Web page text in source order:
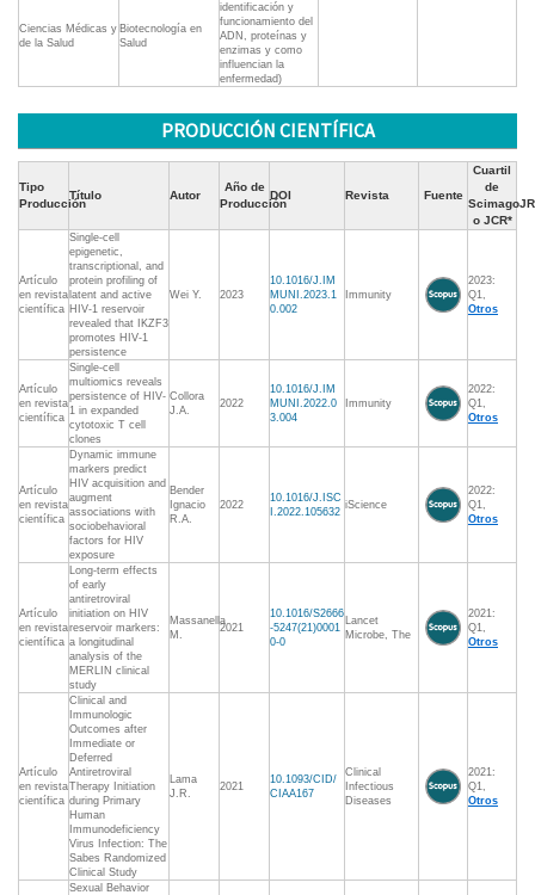
Ciencias Médicas y
de la Salud
Biotecnología en
Salud
identificación y
funcionamiento del
ADN, proteínas y
enzimas y como
influencian la
enfermedad)
PRODUCCIÓN CIENTÍFICA
Tipo
Producción
Título Autor
Año de
Producción
DOI Revista Fuente
Cuartil
de
ScimagoJR
o JCR*
Artículo
en revista
científica
Single-cell
epigenetic,
transcriptional, and
protein profiling of
latent and active
HIV-1 reservoir
revealed that IKZF3
promotes HIV-1
persistence
Wei Y. 2023
10.1016/J.IM
MUNI.2023.1
0.002
Immunity
2023:
Q1,
Otros
Artículo
en revista
científica
Single-cell
multiomics reveals
persistence of HIV-
1 in expanded
cytotoxic T cell
clones
Collora
J.A.
2022
10.1016/J.IM
MUNI.2022.0
3.004
Immunity
2022:
Q1,
Otros
Artículo
en revista
científica
Dynamic immune
markers predict
HIV acquisition and
augment
associations with
sociobehavioral
factors for HIV
exposure
Bender
Ignacio
R.A.
2022
10.1016/J.ISC
I.2022.105632
iScience
2022:
Q1,
Otros
Artículo
en revista
científica
Long-term effects
of early
antiretroviral
initiation on HIV
reservoir markers:
a longitudinal
analysis of the
MERLIN clinical
study
Massanella
M.
2021
10.1016/S2666
-5247(21)0001
0-0
Lancet
Microbe, The
2021:
Q1,
Otros
Artículo
en revista
científica
Clinical and
Immunologic
Outcomes after
Immediate or
Deferred
Antiretroviral
Therapy Initiation
during Primary
Human
Immunodeficiency
Virus Infection: The
Sabes Randomized
Clinical Study
Lama
J.R.
2021
10.1093/CID/
CIAA167
Clinical
Infectious
Diseases
2021:
Q1,
Otros
Sexual Behavior